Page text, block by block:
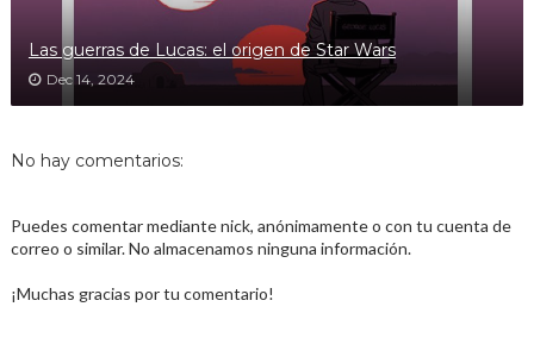
Las guerras de Lucas: el origen de Star Wars
Dec 14, 2024
No hay comentarios:
Puedes comentar mediante nick, anónimamente o con tu cuenta de
correo o similar. No almacenamos ninguna información.
¡Muchas gracias por tu comentario!